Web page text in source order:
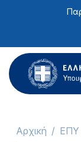
ιστότοπος
περιλαμβάνει
ένα
σύστημα
Αρχική ΕΠΥ